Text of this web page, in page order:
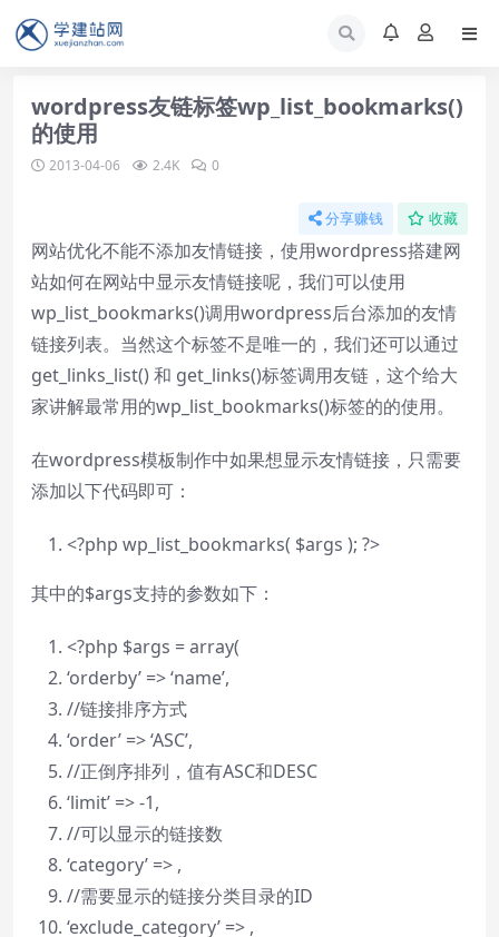
wordpress友链标签wp_list_bookmarks()
的使用
2013-04-06 2.4K 0
分享赚钱 收藏
网站优化不能不添加友情链接，使用wordpress搭建网
站如何在网站中显示友情链接呢，我们可以使用
wp_list_bookmarks()调用wordpress后台添加的友情
链接列表。当然这个标签不是唯一的，我们还可以通过
get_links_list() 和 get_links()标签调用友链，这个给大
家讲解最常用的wp_list_bookmarks()标签的的使用。
在wordpress模板制作中如果想显示友情链接，只需要
添加以下代码即可：
<?php wp_list_bookmarks( $args ); ?>
其中的$args支持的参数如下：
<?php $args =array(
‘orderby’ => ‘name’,
//链接排序方式
‘order’ => ‘ASC’,
//正倒序排列，值有ASC和DESC
‘limit’ => -1,
//可以显示的链接数
‘category’ => ,
//需要显示的链接分类目录的ID
‘exclude_category’ => ,